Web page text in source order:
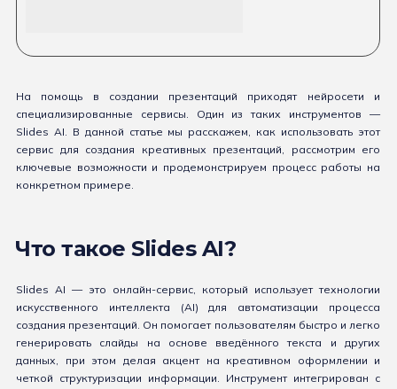
На помощь в создании презентаций приходят нейросети и
специализированные сервисы. Один из таких инструментов —
Slides AI. В данной статье мы расскажем, как использовать этот
сервис для создания креативных презентаций, рассмотрим его
ключевые возможности и продемонстрируем процесс работы на
конкретном примере.
Что такое Slides AI?
Slides AI — это онлайн-сервис, который использует технологии
искусственного интеллекта (AI) для автоматизации процесса
создания презентаций. Он помогает пользователям быстро и легко
генерировать слайды на основе введённого текста и других
данных, при этом делая акцент на креативном оформлении и
четкой структуризации информации. Инструмент интегрирован с